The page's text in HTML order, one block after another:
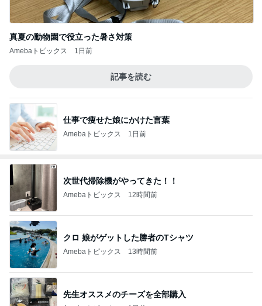
真夏の動物園で役立った暑さ対策
Amebaトピックス 1日前
記事を読む
仕事で痩せた娘にかけた言葉
Amebaトピックス 1日前
次世代掃除機がやってきた！！
Amebaトピックス 12時間前
クロ 娘がゲットした勝者のTシャツ
Amebaトピックス 13時間前
先生オススメのチーズを全部購入